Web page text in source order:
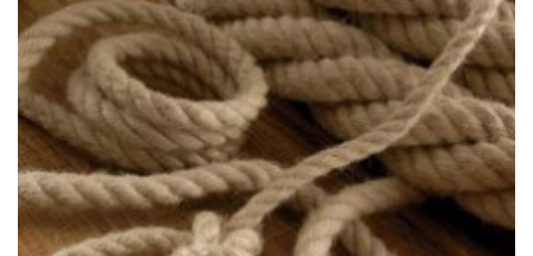
Al 100 m, 10 mm Al 100 m, 14 mm Al 100 m, 6 mm